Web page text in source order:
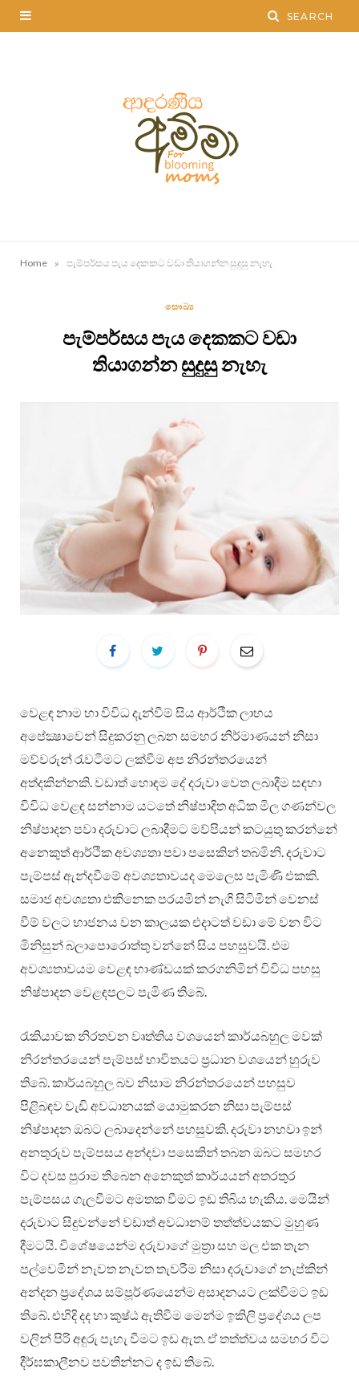
Home » පැම්පර්සය පැය දෙකකට වඩා තියාගන්න සුදුසු නැහැ
සෞඛ්‍ය
පැම්පර්සය පැය දෙකකට වඩා
තියාගන්න සුදුසු නැහැ
වෙළඳ නාම හා විවිධ දැන්වීම් සිය ආර්ථික ලාභය
අපේක්‍ෂාවෙන් සිදුකරනු ලබන සමහර නිර්මාණයන් නිසා
මව්වරුන් රැවටීමට ලක්වීම අප නිරන්තරයෙන්
අත්දකින්නකි. වඩාත් හොඳම දේ දරුවා වෙත ලබාදීම සඳහා
විවිධ වෙළඳ සන්නාම යටතේ නිෂ්පාදිත අධික මිල ගණන්වල
නිෂ්පාදන පවා දරුවාට ලබාදීමට මව්පියන් කටයුතු කරන්නේ
අනෙකුත් ආර්ථික අවශ්‍යතා පවා පසෙකින් තබමිනි. දරුවාට
පැම්පස් ඇන්දවීමේ අවශ්‍යතාවයද මෙලෙස පැමිණි එකකි.
සමාජ අවශ්‍යතා එකිනෙක පරයමින් නැගි සිටිමින් වෙනස්
වීම් වලට භාජනය වන කාලයක එදාටත් වඩා මේ වන විට
මිනිසුන් බලාපොරොත්තු වන්නේ සිය පහසුවයි. එම
අවශ්‍යතාවයම වෙළඳ භාණ්ඩයක් කරගනිමින් විවිධ පහසු
නිෂ්පාදන වෙළඳපලට පැමිණ තිබේ.
රැකියාවක නිරතවන වෘත්තිය වශයෙන් කාර්යබහුල මවක්
නිරන්තරයෙන් පැම්පස් භාවිතයට ප්‍රධාන වශයෙන් හුරුව
තිබේ. කාර්යබහුල බව නිසාම නිරන්තරයෙන් පහසුව
පිළිබඳව වැඩි අවධානයක් යොමුකරන නිසා පැම්පස්
නිෂ්පාදන ඔබට ලබාදෙන්නේ පහසුවකි. දරුවා නහවා ඉන්
අනතුරුව පැම්පසය අන්දවා පසෙකින් තබන ඔබට සමහර
විට දවස පුරාම තිබෙන අනෙකුත් කාර්යයන් අතරතුර
පැම්පසය ගැලවීමට අමතක වීමට ඉඩ තිබිය හැකිය. මෙයින්
දරුවාට සිදුවන්නේ වඩාත් අවධානම් තත්ත්වයකට මුහුණ
දීමටයි. විශේෂයෙන්ම දරුවාගේ මුත්‍රා සහ මල එක තැන
පල්වෙමින් නැවත නැවත තැවරීම නිසා දරුවාගේ නැප්කින්
අන්දන ප්‍රදේශය සම්පූර්ණයෙන්ම අසාදනයට ලක්වීමට ඉඩ
තිබේ. එහිදි දද හා කුෂ්ඨ ඇතිවීම මෙන්ම ඉකිලි ප්‍රදේශය ලප
වලින් පිරි අඳුරු පැහැ වීමට ඉඩ ඇත. ඒ තත්ත්වය සමහර විට
දීර්ඝකාලීනව පවතින්නට ද ඉඩ තිබේ.